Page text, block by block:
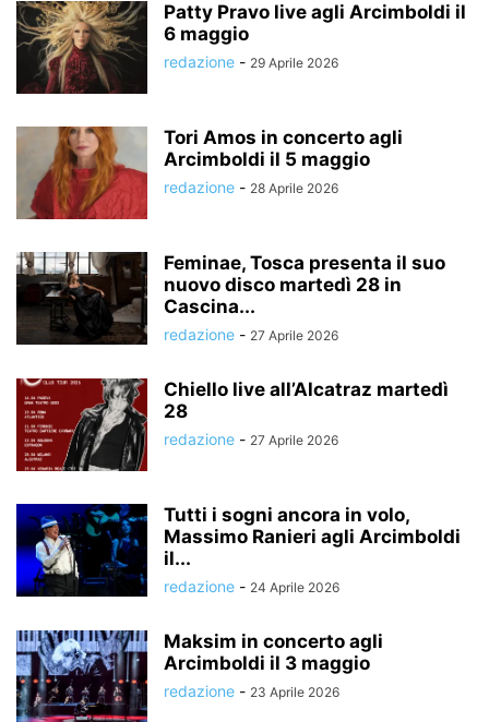
Patty Pravo live agli Arcimboldi il
6 maggio
redazione - 29 Aprile 2026
Tori Amos in concerto agli
Arcimboldi il 5 maggio
redazione - 28 Aprile 2026
Feminae, Tosca presenta il suo
nuovo disco martedì 28 in
Cascina...
redazione - 27 Aprile 2026
Chiello live all’Alcatraz martedì
28
redazione - 27 Aprile 2026
Tutti i sogni ancora in volo,
Massimo Ranieri agli Arcimboldi
il...
redazione - 24 Aprile 2026
Maksim in concerto agli
Arcimboldi il 3 maggio
redazione - 23 Aprile 2026